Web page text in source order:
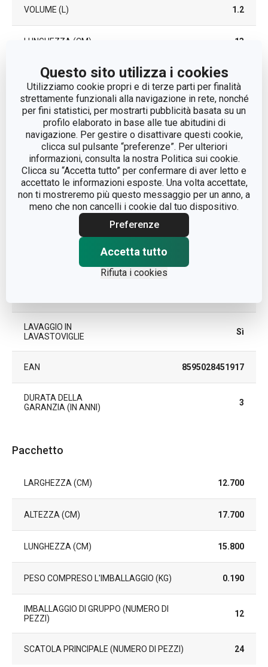
Questo sito utilizza i cookies
Utilizziamo cookie propri e di terze parti per finalità
strettamente funzionali alla navigazione in rete, nonché
per fini statistici, per mostrarti pubblicità basata su un
profilo elaborato in base alle tue abitudini di
navigazione. Per gestire o disattivare questi cookie,
clicca sul pulsante “preferenze”. Per ulteriori
informazioni, consulta la nostra Politica sui cookie.
Clicca su “Accetta tutto” per confermare di aver letto e
accettato le informazioni esposte. Una volta accettate,
non ti mostreremo più questo messaggio per un anno, a
meno che non cancelli i cookie dal tuo dispositivo.
Preferenze
Accetta tutto
Rifiuta i cookies
VOLUME (L) 1.2
LUNGHEZZA (CM) 13
Altri parametri
ADATTO AL
FRIGORIFERO
CATEGORIA
preparazione e
lavorazione di impasti
LINEA DI PRODOTTO DELÍCIA
recipiente tritatutto
LAVAGGIO IN
LAVASTOVIGLIE
Sì
EAN 8595028451917
DURATA DELLA
GARANZIA (IN ANNI)
3
Pacchetto
LARGHEZZA (CM) 12.700
ALTEZZA (CM) 17.700
LUNGHEZZA (CM) 15.800
PESO COMPRESO L'IMBALLAGGIO (KG) 0.190
IMBALLAGGIO DI GRUPPO (NUMERO DI
PEZZI)
12
SCATOLA PRINCIPALE (NUMERO DI PEZZI) 24